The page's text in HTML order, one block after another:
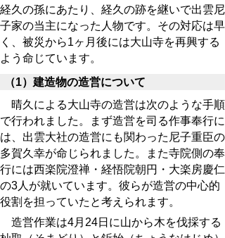
経久の孫にあたり、経久の跡を継いで出雲尼
子家の当主になった人物です。その対応は早
く、被災から1ヶ月後には大山寺を再興する
よう命じています。
（1）建造物の造営について
晴久による大山寺の造営は次のような手順
で行われました。まず造営を司る作事奉行に
は、出雲大社の造営にも関わった尼子重臣の
多賀久幸が命じられました。また寺院側の奉
行には西楽院澄禅・経悟院朝円・大楽房慶仁
の3人が就いています。彼らが造営の中心的
役割を担っていたと考えられます。
造営作業は4月24日に山から木を伐採する